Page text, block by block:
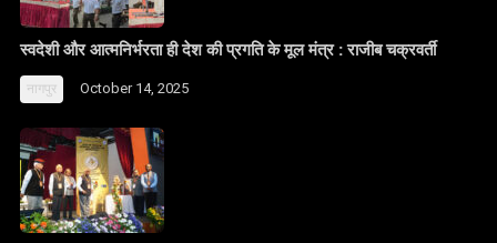
स्वदेशी और आत्मनिर्भरता ही देश की प्रगति के मूल मंत्र : राजीब चक्रवर्ती
नागपुर October 14, 2025